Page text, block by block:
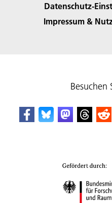
Datenschutz-
Impressum &
Besuchen